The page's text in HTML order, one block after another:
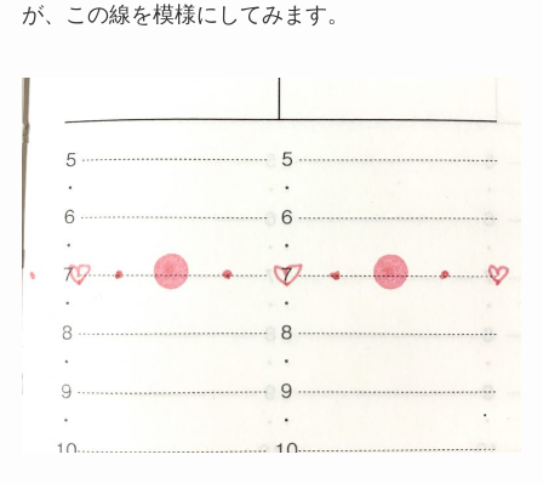
が、この線を模様にしてみます。